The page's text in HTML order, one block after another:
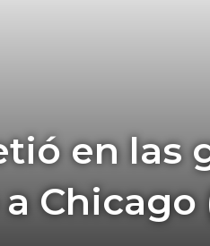
en las
Chicago